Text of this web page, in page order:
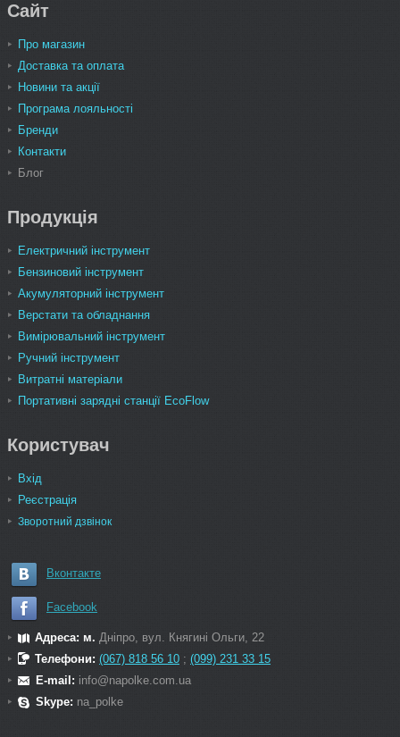
Сайт
Про магазин
Доставка та оплата
Новини та акції
Програма лояльності
Бренди
Контакти
Блог
Продукція
Електричний інструмент
Бензиновий інструмент
Акумуляторний інструмент
Верстати та обладнання
Вимірювальний інструмент
Ручний інструмент
Витратні матеріали
Портативні зарядні станції EcoFlow
Користувач
Вхід
Реєстрація
Зворотний дзвінок
Вконтакте
Facebook
Адреса: м. Дніпро, вул. Княгині Ольги, 22
Телефони: (067) 818 56 10 ; (099) 231 33 15
E-mail: info@napolke.com.ua
Skype: na_polke